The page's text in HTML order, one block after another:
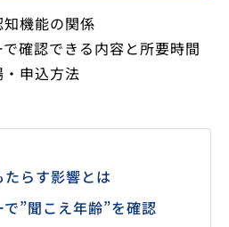
機能の関係
確認できる内容と所要時間
申込方法
らす影響とは
”聞こえ年齢”を確認